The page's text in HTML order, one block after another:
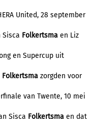
United, 28 september
Folkertsma en Liz
en Supercup uit
Folkertsma zorgden voor
van Twente, 10 mei
Sisca Folkertsma en dat